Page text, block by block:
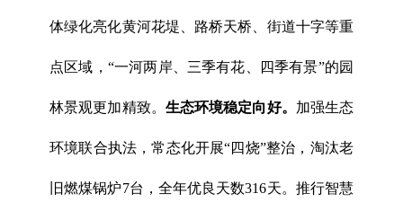
体绿化亮化黄河花堤、路桥天桥、街道十字等重
点区域，“一河两岸、三季有花、四季有景”的园
林景观更加精致。 生态环境稳定向好。 加强生态
环境联合执法，常态化开展“四烧”整治，淘汰老
旧燃煤锅炉7台，全年优良天数316天。推行智慧